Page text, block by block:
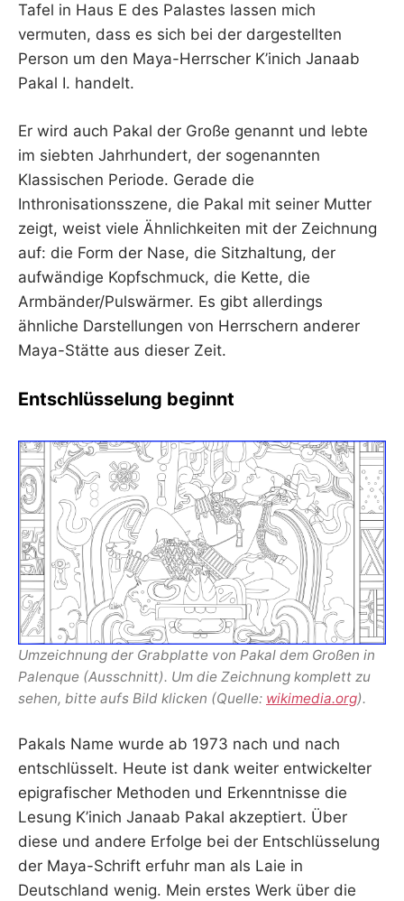
Tafel in Haus E des Palastes lassen mich
vermuten, dass es sich bei der dargestellten
Person um den Maya-Herrscher K’inich Janaab
Pakal I. handelt.
Er wird auch Pakal der Große genannt und lebte
im siebten Jahrhundert, der sogenannten
Klassischen Periode. Gerade die
Inthronisationsszene, die Pakal mit seiner Mutter
zeigt, weist viele Ähnlichkeiten mit der Zeichnung
auf: die Form der Nase, die Sitzhaltung, der
aufwändige Kopfschmuck, die Kette, die
Armbänder/Pulswärmer. Es gibt allerdings
ähnliche Darstellungen von Herrschern anderer
Maya-Stätte aus dieser Zeit.
Entschlüsselung beginnt
Umzeichnung der Grabplatte von Pakal dem Großen in
Palenque (Ausschnitt). Um die Zeichnung komplett zu
sehen, bitte aufs Bild klicken (Quelle: wikimedia.org).
Pakals Name wurde ab 1973 nach und nach
entschlüsselt. Heute ist dank weiter entwickelter
epigrafischer Methoden und Erkenntnisse die
Lesung K’inich Janaab Pakal akzeptiert. Über
diese und andere Erfolge bei der Entschlüsselung
der Maya-Schrift erfuhr man als Laie in
Deutschland wenig. Mein erstes Werk über die